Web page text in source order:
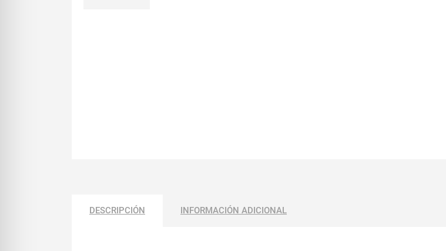
DESCRIPCIÓN INFORMACIÓN ADICIONAL